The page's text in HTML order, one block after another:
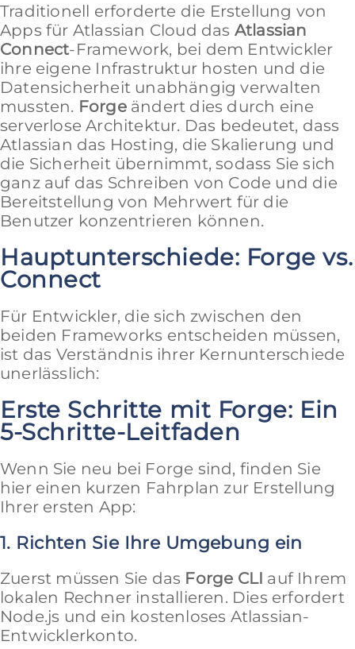
Traditionell erforderte die Erstellung von
Apps für Atlassian Cloud das Atlassian
Connect-Framework, bei dem Entwickler
ihre eigene Infrastruktur hosten und die
Datensicherheit unabhängig verwalten
mussten. Forgeändert dies durch eine
serverlose Architektur. Das bedeutet, dass
Atlassian das Hosting, die Skalierung und
die Sicherheit übernimmt, sodass Sie sich
ganz auf das Schreiben von Code und die
Bereitstellung von Mehrwert für die
Benutzer konzentrieren können.
Hauptunterschiede: Forge vs.
Connect
Für Entwickler, die sich zwischen den
beiden Frameworks entscheiden müssen,
ist das Verständnis ihrer Kernunterschiede
unerlässlich:
Erste Schritte mit Forge: Ein
5-Schritte-Leitfaden
Wenn Sie neu bei Forge sind, finden Sie
hier einen kurzen Fahrplan zur Erstellung
Ihrer ersten App:
1. Richten Sie Ihre Umgebung ein
Zuerst müssen Sie das Forge CLI auf Ihrem
lokalen Rechner installieren. Dies erfordert
Node.js und ein kostenloses Atlassian-
Entwicklerkonto.